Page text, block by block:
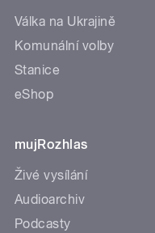
Válka na Ukrajině
Komunální volby
Stanice
eShop
mujRozhlas
Živé vysílání
Audioarchiv
Podcasty